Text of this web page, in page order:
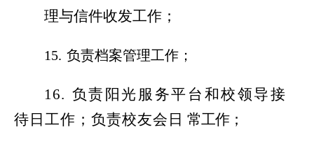
理与信件收发工作；
15. 负责档案管理工作；
16. 负责阳光服务平台和校领导接
待日工作 ；负责校友会日 常工作；